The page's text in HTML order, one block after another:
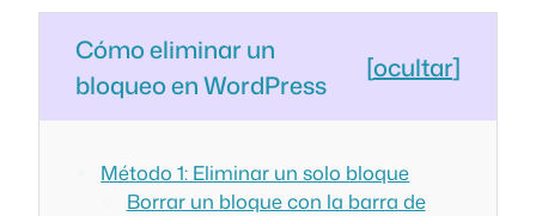
Cómo eliminar un
bloqueo en WordPress
[ocultar]
Método 1: Eliminar un solo bloque
Borrar un bloque con la barra de